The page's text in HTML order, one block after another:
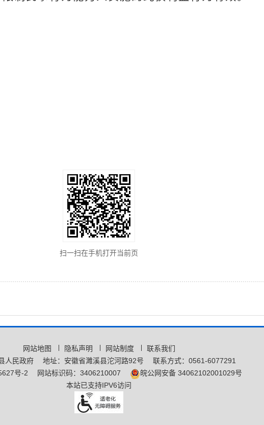
扫一扫在手机打开当前页
网站地图 隐私声明 网站制度
联系我们
人民政府
地址：安徽省濉溪县沱河路92号
联系方式：0561-6077291
号-2
网站标识码：3406210007
皖公网安备 34062102001029号
本站已支持IPV6访问